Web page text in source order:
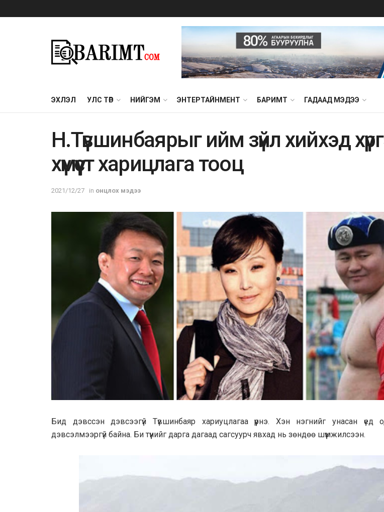
ЭХЛЭЛ УЛС ТӨР НИЙГЭМ ЭНТЕРТАЙНМЕНТ БАРИМТ ГАДААД МЭДЭЭ
Н.Түвшинбаярыг ийм зүйл хийхэд
хүмүүст харицлага тооц
2021/12/27 in онцлох мэдээ
Бид дэвссэн дэвсээгүй Түвшинбаяр хариуцлагаа үүрнэ. Хэн нэгнийг унасан үед
дэвсэлмээргүй байна. Би түүнийг дарга дагаад сагсуурч явхад нь зөндөө шүүмжилсээн.